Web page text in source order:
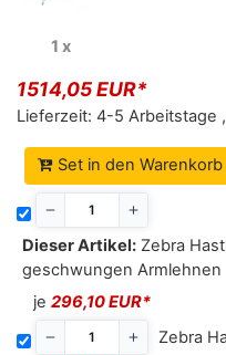
1 x
1514,05 EUR*
Lieferzeit: 4-5 Arbeitstage ,
Set in den Warenkorb
Dieser Artikel: Zebra
geschwungen Armlehnen
je 296,10 EUR*
Zebra